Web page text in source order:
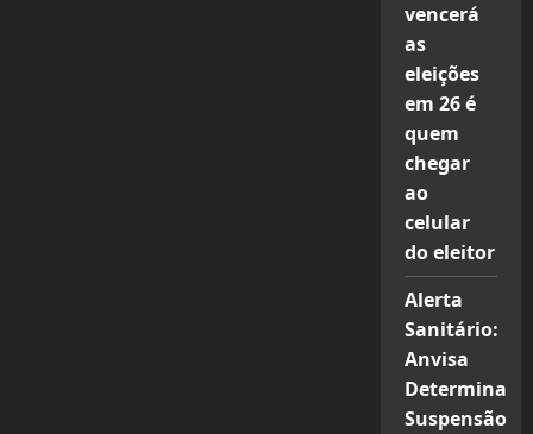
vencerá
as
eleições
em 26 é
quem
chegar
ao
celular
do eleitor
Alerta
Sanitário:
Anvisa
Determina
Suspensão